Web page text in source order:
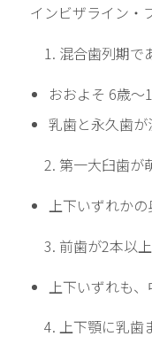
インビザライン・
1. 混合歯列期で
おおよそ 6歳〜
乳歯と永久歯が
2. 第一大臼歯が
上下いずれか
3. 前歯が2本以
上下いずれも
4. 上下顎に乳歯